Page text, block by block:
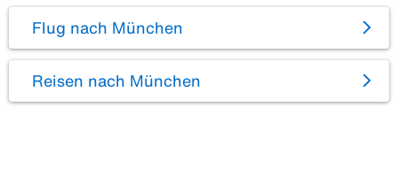
Flug nach München
Reisen nach München